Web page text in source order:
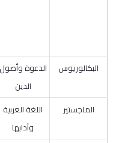
البكالوريوس
الدعوة وأصول
الدين
الماجستير
اللغة العربية
وآدابها